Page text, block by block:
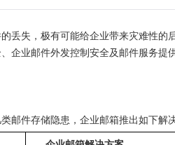
丢失，极有可能给企业带来灾难性
企业邮件外发控制安全及邮件服务提
邮件存储隐患，企业邮箱推出如下解